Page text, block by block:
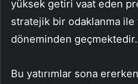
yüksek getiri vaat eden
stratejik bir odaklanma ile
döneminden geçmektedir.
Bu yatırımlar sona